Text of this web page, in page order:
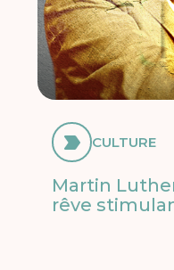
CULTURE
Martin
rêve